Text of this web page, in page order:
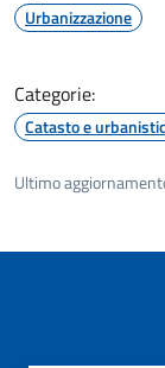
Urbanizzazione
Categorie:
Catasto e
Ultimo